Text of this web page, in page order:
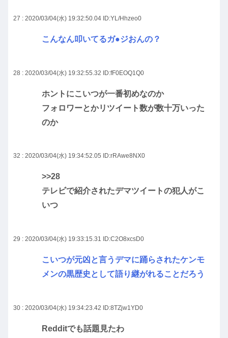
27 : 2020/03/04(水) 19:32:50.04 ID:YL/Hhzeo0
こんなん叩いてるガ●ジおんの？
28 : 2020/03/04(水) 19:32:55.32 ID:fF0EOQ1Q0
ホントにこいつが一番初めなのか
フォロワーとかリツイート数が数十万いった
のか
32 : 2020/03/04(水) 19:34:52.05 ID:rRAwe8NX0
>>28
テレビで紹介されたデマツイートの犯人がこ
いつ
29 : 2020/03/04(水) 19:33:15.31 ID:C2O8xcsD0
こいつが元凶と言うデマに踊らされたケンモ
メンの黒歴史として語り継がれることだろう
30 : 2020/03/04(水) 19:34:23.42 ID:8TZjw1YD0
Redditでも話題見たわ